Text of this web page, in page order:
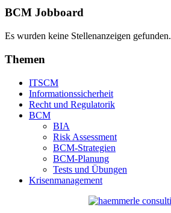
BCM Jobboard
Es wurden keine Stellenanzeigen gefunden.
Themen
ITSCM
Informationssicherheit
Recht und Regulatorik
BCM
BIA
Risk Assessment
BCM-Strategien
BCM-Planung
Tests und Übungen
Krisenmanagement